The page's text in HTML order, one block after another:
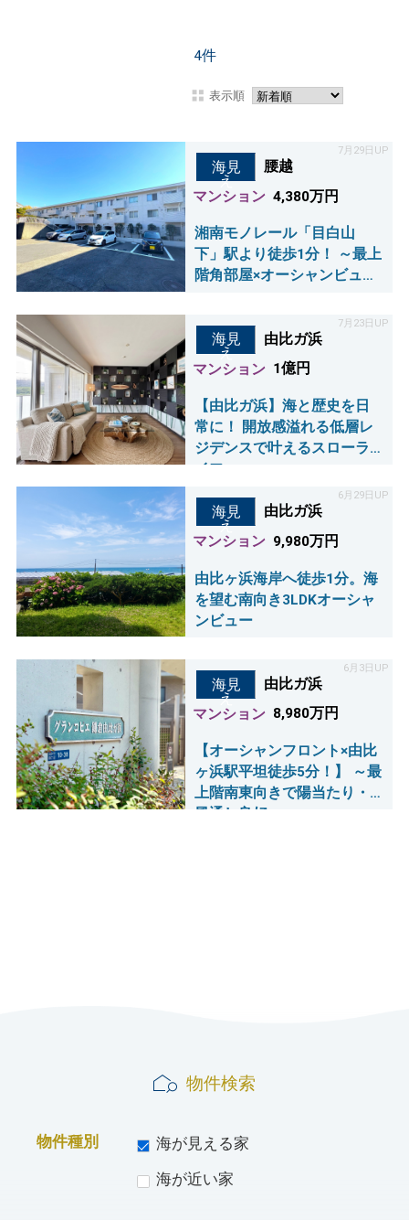
表示順
4件
7月29日UP
海見
え
腰越
マンション 4,380万円
湘南モノレール「目白山
下」駅より徒歩1分！ ～最上
階角部屋×オーシャンビュー
7月23日UP
海見
え
由比ガ浜
マンション 1億円
【由比ガ浜】海と歴史を日
常に！ 開放感溢れる低層レ
ジデンスで叶えるスローラ
イフ
6月29日UP
海見
え
由比ガ浜
マンション 9,980万円
由比ヶ浜海岸へ徒歩1分。海
を望む南向き3LDKオーシャ
ンビュー
6月3日UP
海見
え
由比ガ浜
マンション 8,980万円
【オーシャンフロント×由比
ヶ浜駅平坦徒歩5分！】 ～最
上階南東向きで陽当たり・
風通し良好～
物件検索
物件種別
海が見える家
海が近い家